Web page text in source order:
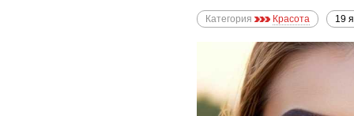
Категория Красота 19